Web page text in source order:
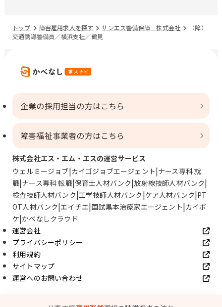
トップ 障害雇用求人を探す サンエス警備保障 株式会社
（障）
交通誘導警備員／横浜支社／鶴見
企業の採用担当の方はこちら
障害福祉事業者の方はこちら
株式会社エス・エム・エスの運営サービス
ウェルミージョブ カイゴジョブエージェント ナース専科 就
職 ナース専科 転職 保育士人材バンク 放射線技師人材バンク
検査技師人材バンク 工学技師人材バンク ケア人材バンク PT
OT人材バンク エイチエ 国試黒本治療家エージェント カイポ
ケ かべなしクラウド
運営会社
プライバシーポリシー
利用規約
サイトマップ
運営へのお問い合わせ